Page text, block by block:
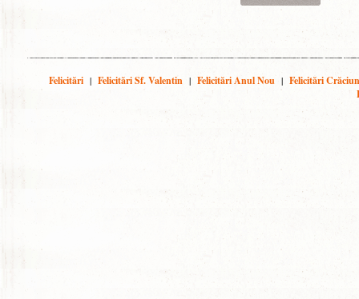
Felicitări | Felicitări Sf. Valentin | Felicitări Anul Nou | Felicitări